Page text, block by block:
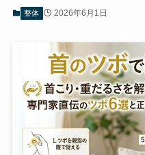
整体 2026年6月1日